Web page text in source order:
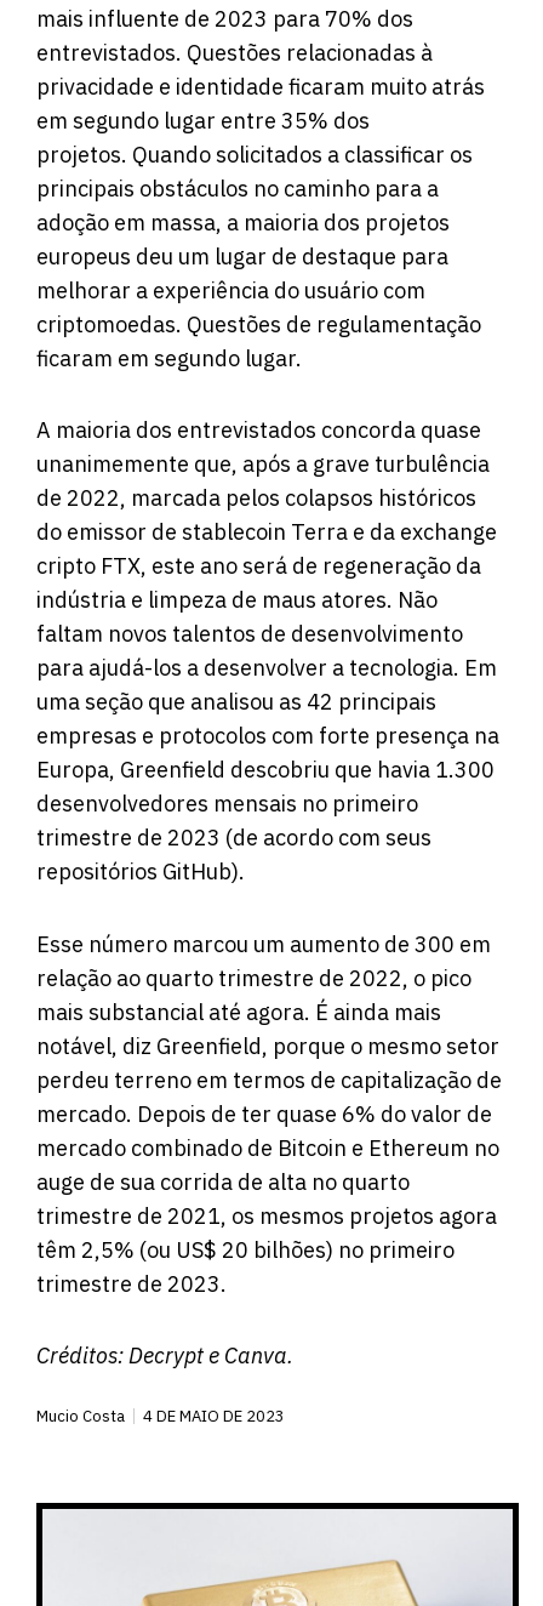
mais influente de 2023 para 70% dos
entrevistados. Questões relacionadas à
privacidade e identidade ficaram muito atrás
em segundo lugar entre 35% dos
projetos. Quando solicitados a classificar os
principais obstáculos no caminho para a
adoção em massa, a maioria dos projetos
europeus deu um lugar de destaque para
melhorar a experiência do usuário com
criptomoedas. Questões de regulamentação
ficaram em segundo lugar.
A maioria dos entrevistados concorda quase
unanimemente que, após a grave turbulência
de 2022, marcada pelos colapsos históricos
do emissor de stablecoin Terra e da exchange
cripto FTX, este ano será de regeneração da
indústria e limpeza de maus atores. Não
faltam novos talentos de desenvolvimento
para ajudá-los a desenvolver a tecnologia. Em
uma seção que analisou as 42 principais
empresas e protocolos com forte presença na
Europa, Greenfield descobriu que havia 1.300
desenvolvedores mensais no primeiro
trimestre de 2023 (de acordo com seus
repositórios GitHub).
Esse número marcou um aumento de 300 em
relação ao quarto trimestre de 2022, o pico
mais substancial até agora. É ainda mais
notável, diz Greenfield, porque o mesmo setor
perdeu terreno em termos de capitalização de
mercado. Depois de ter quase 6% do valor de
mercado combinado de Bitcoin e Ethereum no
auge de sua corrida de alta no quarto
trimestre de 2021, os mesmos projetos agora
têm 2,5% (ou US$ 20 bilhões) no primeiro
trimestre de 2023.
Créditos:Decrypte Canva.
Mucio Costa 4 DE MAIO DE 2023